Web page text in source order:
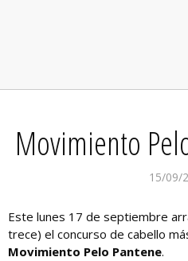
Movimiento
15/09/
Este lunes 17 de septiembre
trece) el concurso de cabello
Movimiento Pelo Pantene.